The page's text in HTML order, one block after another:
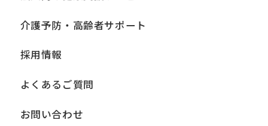
介護予防・高齢者サポート
採用情報
よくあるご質問
お問い合わせ